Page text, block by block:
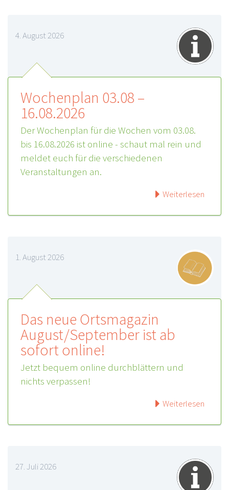
4. August 2026
Wochenplan 03.08 –
16.08.2026
Der Wochenplan für die Wochen vom 03.08.
bis 16.08.2026 ist online - schaut mal rein und
meldet euch für die verschiedenen
Veranstaltungen an.
Weiterlesen
1. August 2026
Das neue Ortsmagazin
August/September ist ab
sofort online!
Jetzt bequem online durchblättern und
nichts verpassen!
Weiterlesen
27. Juli 2026